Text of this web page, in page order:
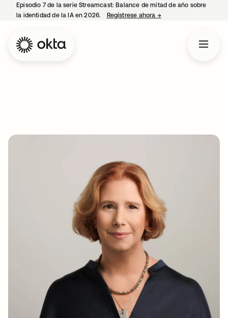
Episodio 7 de la serie Streamcast: Balance de mitad de año sobre
la identidad de la IA en 2026.
Regístrese ahora →se abre en una